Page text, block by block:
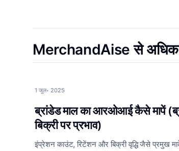
MerchandAise से अधिक
1 जुल॰ 2025
ब्रांडेड माल का आरओआई कैसे मापें
बिक्री पर प्रभाव)
इंप्रेशन काउंट, रिटेंशन और बिक्री वृद्धि जैसे प्रमुख